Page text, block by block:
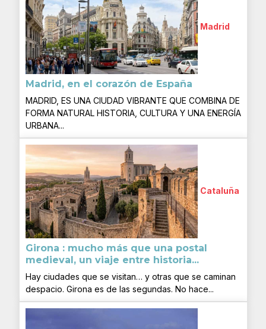
Madrid
Madrid, en el corazón de España
MADRID, ES UNA CIUDAD VIBRANTE QUE COMBINA DE
FORMA NATURAL HISTORIA, CULTURA Y UNA ENERGÍA
URBANA...
Cataluña
Girona : mucho más que una postal
medieval, un viaje entre historia...
Hay ciudades que se visitan… y otras que se caminan
despacio. Girona es de las segundas. No hace...